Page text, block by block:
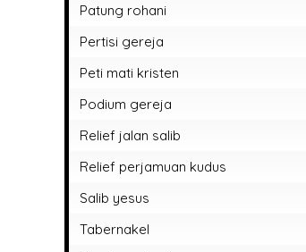
Patung rohani
Patung rohani bunda maria
patung rohani kristen
Patung rohani yesus memberkati
Pertisi gereja
Peti mati kristen
Podium gereja
Relief jalan salib
Relief perjamuan kudus
Salib yesus
Tabernakel